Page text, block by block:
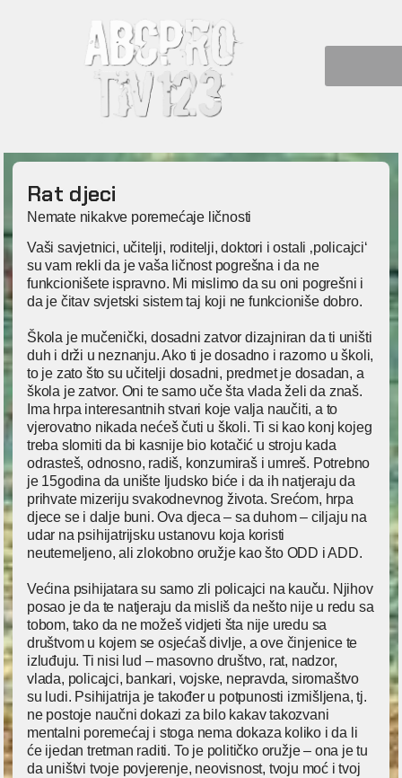
Rat djeci
Nemate nikakve poremećaje ličnosti
Vaši savjetnici, učitelji, roditelji, doktori i ostali ‚policajci‘
su vam rekli da je vaša ličnost pogrešna i da ne
funkcionišete ispravno. Mi mislimo da su oni pogrešni i
da je čitav svjetski sistem taj koji ne funkcioniše dobro.
Škola je mučenički, dosadni zatvor dizajniran da ti uništi
duh i drži u neznanju. Ako ti je dosadno i razorno u školi,
to je zato što su učitelji dosadni, predmet je dosadan, a
škola je zatvor. Oni te samo uče šta vlada želi da znaš.
Ima hrpa interesantnih stvari koje valja naučiti, a to
vjerovatno nikada nećeš čuti u školi. Ti si kao konj kojeg
treba slomiti da bi kasnije bio kotačić u stroju kada
odrasteš, odnosno, radiš, konzumiraš i umreš. Potrebno
je 15godina da unište ljudsko biće i da ih natjeraju da
prihvate mizeriju svakodnevnog života. Srećom, hrpa
djece se i dalje buni. Ova djeca – sa duhom – ciljaju na
udar na psihijatrijsku ustanovu koja koristi
neutemeljeno, ali zlokobno oružje kao što ODD i ADD.
Većina psihijatara su samo zli policajci na kauču. Njihov
posao je da te natjeraju da misliš da nešto nije u redu sa
tobom, tako da ne možeš vidjeti šta nije uredu sa
društvom u kojem se osjećaš divlje, a ove činjenice te
izluđuju. Ti nisi lud – masovno društvo, rat, nadzor,
vlada, policajci, bankari, vojske, nepravda, siromaštvo
su ludi. Psihijatrija je također u potpunosti izmišljena, tj.
ne postoje naučni dokazi za bilo kakav takozvani
mentalni poremećaj i stoga nema dokaza koliko i da li
će ijedan tretman raditi. To je političko oružje – ona je tu
da uništvi tvoje povjerenje, neovisnost, tvoju moć i tvoj